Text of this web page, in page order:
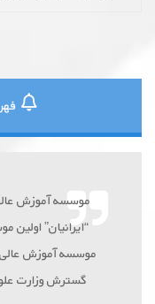
موسسه آموزش
“ایرانیان”
موسسه آموزش
گسترش وزارت